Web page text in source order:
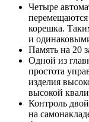
Четыре
корешка.
и
Память на 20
Одной из
простота
изделия
высокой
Контроль
на